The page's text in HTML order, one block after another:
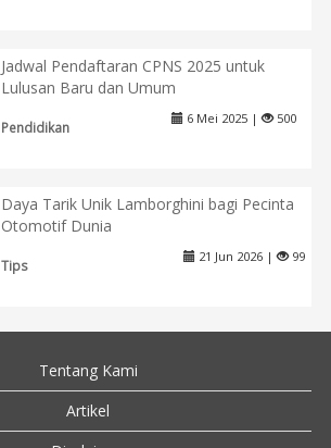
Jadwal Pendaftaran CPNS 2025 untuk
Lulusan Baru dan Umum
Pendidikan
6 Mei 2025 | 500
Daya Tarik Unik Lamborghini bagi Pecinta
Otomotif Dunia
Tips
21 Jun 2026 | 99
Tentang Kami
Artikel